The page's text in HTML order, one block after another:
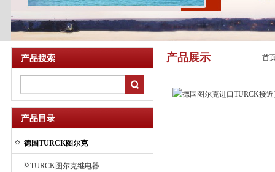
产品搜索
产品目录
德国TURCK图尔克
TURCK图尔克继电器
产品展示 首